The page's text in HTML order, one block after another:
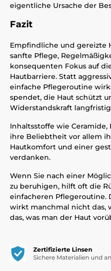
eigentliche Ursache der
Fazit
Empfindliche und gereizte
sanfte Pflege,
konsequenten Fokus auf
Hautbarriere. Statt
einfache Pflegeroutine
spendet, die Haut schützt
Widerstandskraft
Inhaltsstoffe wie Ceramide,
ihre Beliebtheit vor allem
Hautkomfort und einer
verdanken.
Wenn Sie nach einer
zu beruhigen, hilft oft die
einfacheren Pflegeroutine.
wirkt manchmal nicht das,
das, was man der Haut
Zertifizierte Linsen
Sichere Materialien und